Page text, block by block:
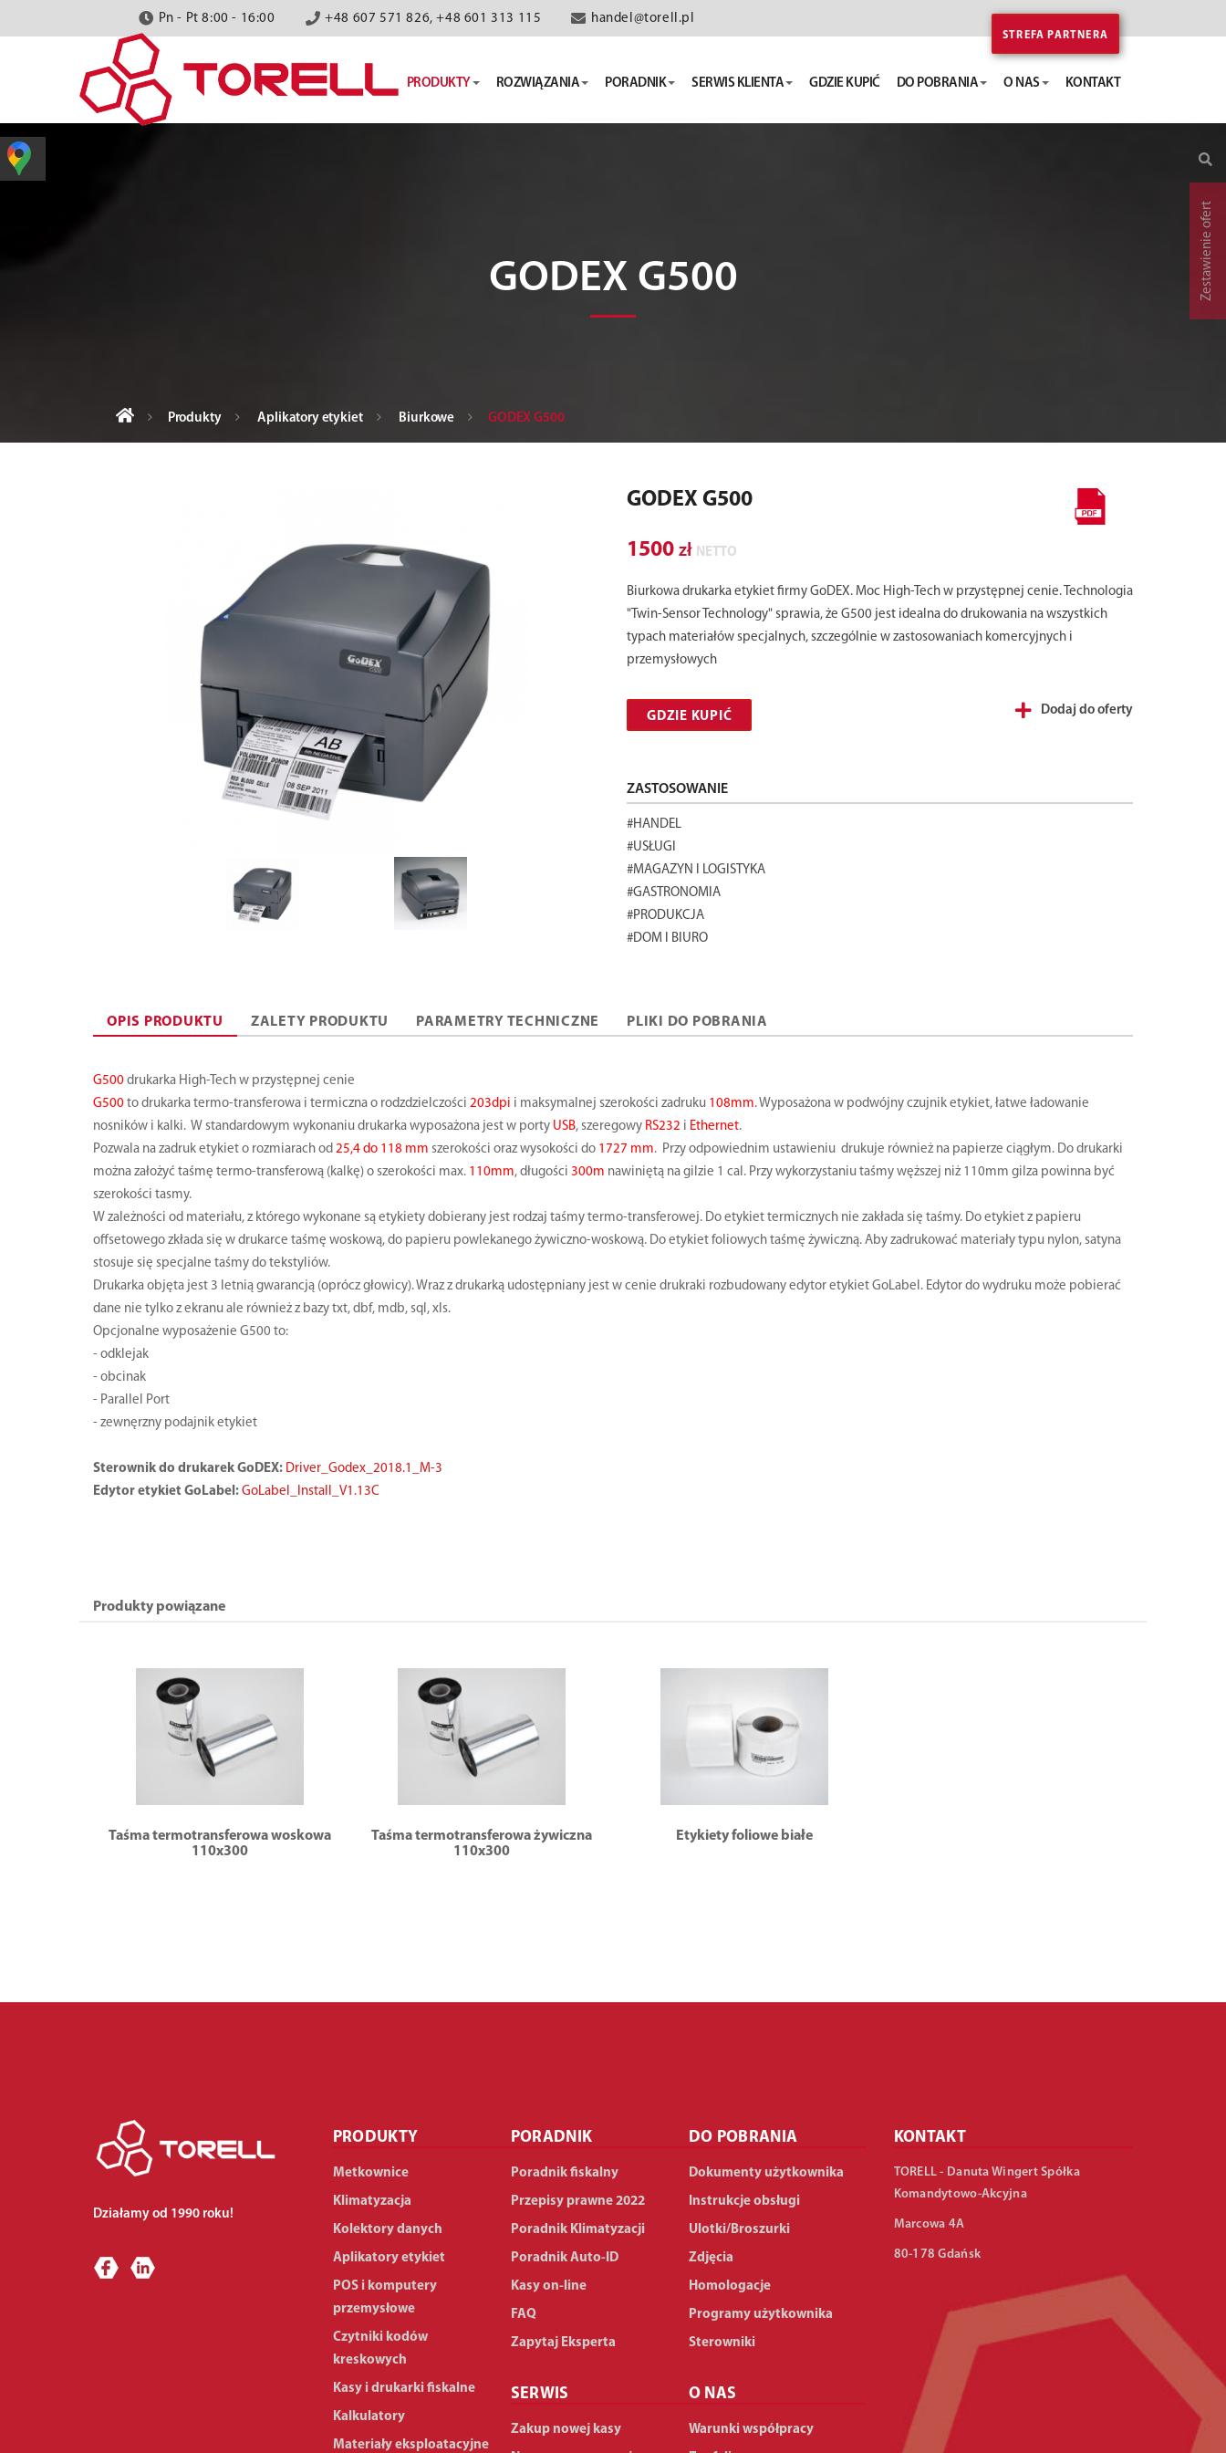
Pn - Pt 8:00 - 16:00 +48 607 571 826, +48 601 313 115 handel@torell.pl
STREFA PARTNERA
PRODUKTY ROZWIĄZANIA PORADNIK SERWIS KLIENTA GDZIE KUPIĆ DO POBRANIA O NAS KONTAKT
GODEX G500
Produkty Aplikatory etykiet Biurkowe GODEX G500
GODEX G500
1500 zł NETTO
Biurkowa drukarka etykiet firmy GoDEX. Moc High-Tech w przystępnej cenie. Technologia
"Twin-Sensor Technology" sprawia, że G500 jest idealna do drukowania na wszystkich
typach materiałów specjalnych, szczególnie w zastosowaniach komercyjnych i
przemysłowych
GDZIE KUPIĆ Dodaj do oferty
ZASTOSOWANIE
#HANDEL
#USŁUGI
#MAGAZYN I LOGISTYKA
#GASTRONOMIA
#PRODUKCJA
#DOM I BIURO
OPIS PRODUKTU ZALETY PRODUKTU PARAMETRY TECHNICZNE PLIKI DO POBRANIA
G500 drukarka High-Tech w przystępnej cenie
G500 to drukarka termo-transferowa i termiczna o rodzdzielczości 203dpi i maksymalnej szerokości zadruku 108mm. Wyposażona w podwójny czujnik etykiet, łatwe ładowanie
nosników i kalki. W standardowym wykonaniu drukarka wyposażona jest w porty USB, szeregowy RS232 i Ethernet.
Pozwala na zadruk etykiet o rozmiarach od 25,4 do 118 mm szerokości oraz wysokości do 1727 mm. Przy odpowiednim ustawieniu drukuje również na papierze ciągłym. Do drukarki
można założyć taśmę termo-transferową (kalkę) o szerokości max. 110mm, długości 300m nawiniętą na gilzie 1 cal. Przy wykorzystaniu taśmy węższej niż 110mm gilza powinna być
szerokości tasmy.
W zależności od materiału, z którego wykonane są etykiety dobierany jest rodzaj taśmy termo-transferowej. Do etykiet termicznych nie zakłada się taśmy. Do etykiet z papieru
offsetowego zkłada się w drukarce taśmę woskową, do papieru powlekanego żywiczno-woskową. Do etykiet foliowych taśmę żywiczną. Aby zadrukować materiały typu nylon, satyna
stosuje się specjalne taśmy do tekstyliów.
Drukarka objęta jest 3 letnią gwarancją (oprócz głowicy). Wraz z drukarką udostępniany jest w cenie drukraki rozbudowany edytor etykiet GoLabel. Edytor do wydruku może pobierać
dane nie tylko z ekranu ale również z bazy txt, dbf, mdb, sql, xls.
Opcjonalne wyposażenie G500 to:
- odklejak
- obcinak
- Parallel Port
- zewnęrzny podajnik etykiet
Sterownik do drukarek GoDEX: Driver_Godex_2018.1_M-3
Edytor etykiet GoLabel: GoLabel_Install_V1.13C
Produkty powiązane
Taśma termotransferowa woskowa
110x300
Taśma termotransferowa żywiczna
110x300
Etykiety foliowe białe
Działamy od 1990 roku!
PRODUKTY
Metkownice
Klimatyzacja
Kolektory danych
Aplikatory etykiet
POS i komputery
przemysłowe
Czytniki kodów
kreskowych
Kasy i drukarki fiskalne
Kalkulatory
Materiały eksploatacyjne
PORADNIK
Poradnik fiskalny
Przepisy prawne 2022
Poradnik Klimatyzacji
Poradnik Auto-ID
Kasy on-line
FAQ
Zapytaj Eksperta
SERWIS
Zakup nowej kasy
DO POBRANIA
Dokumenty użytkownika
Instrukcje obsługi
Ulotki/Broszurki
Zdjęcia
Homologacje
Programy użytkownika
Sterowniki
O NAS
Warunki współpracy
KONTAKT
TORELL - Danuta Wingert Spółka
Komandytowo-Akcyjna
Marcowa 4A
80-178 Gdańsk
Zestawienie ofert